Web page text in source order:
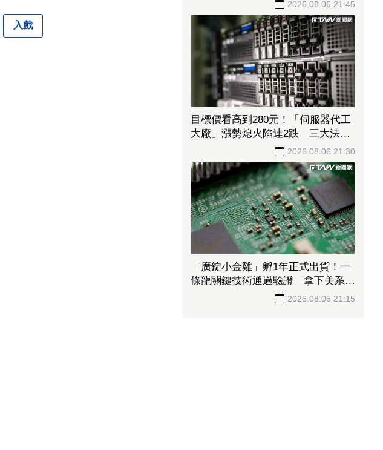
入戲
2026.08.06 21:45
目標價看高到280元！「伺服器代工
大廠」漲勢熄火陷連2跌 三大法人
今出清1.1萬張、抽回21億元2026.08.06 21:30
「廣錠小金雞」孵1年正式出貨！一
條龍關鍵技術通過驗證 拿下美系網
2026.08.06 21:15